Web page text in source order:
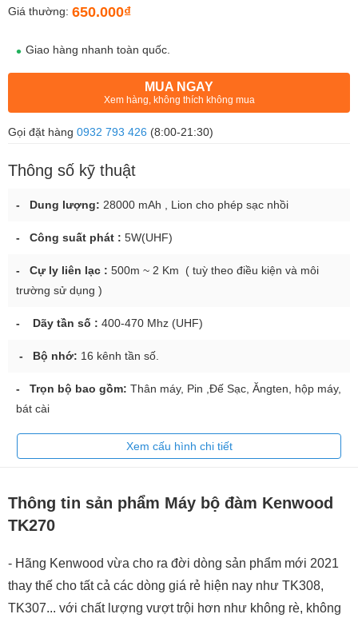
Giá thường: 650.000₫
Giao hàng nhanh toàn quốc.
MUA NGAY
Xem hàng, không thích không mua
Gọi đặt hàng 0932 793 426 (8:00-21:30)
Thông số kỹ thuật
- Dung lượng: 28000 mAh , Lion cho phép sạc nhồi
- Công suất phát : 5W(UHF)
- Cự ly liên lạc : 500m ~ 2 Km ( tuỳ theo điều kiện và môi
trường sử dụng )
- Dãy tần số : 400-470 Mhz (UHF)
- Bộ nhớ: 16 kênh tần số.
- Trọn bộ bao gồm: Thân máy, Pin ,Đế Sạc, Ăngten, hộp máy,
bát cài
Xem cấu hình chi tiết
Thông tin sản phẩm Máy bộ đàm Kenwood
TK270
- Hãng Kenwood vừa cho ra đời dòng sản phẩm mới 2021
thay thế cho tất cả các dòng giá rẻ hiện nay như TK308,
TK307... với chất lượng vượt trội hơn như không rè, không